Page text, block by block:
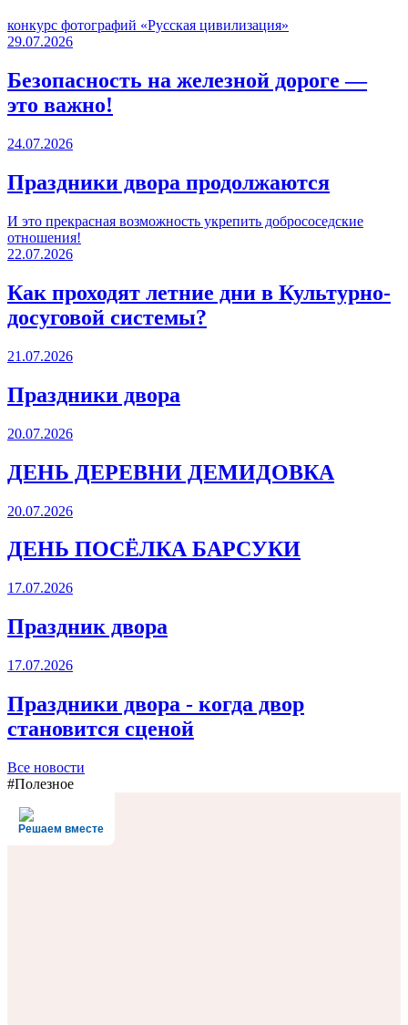
конкурс фотографий «Русская цивилизация»
29.07.2026
Безопасность на железной дороге —
это важно!
24.07.2026
Праздники двора продолжаются
И это прекрасная возможность укрепить добрососедские
отношения!
22.07.2026
Как проходят летние дни в Культурно-
досуговой системы?
21.07.2026
Праздники двора
20.07.2026
ДЕНЬ ДЕРЕВНИ ДЕМИДОВКА
20.07.2026
ДЕНЬ ПОСЁЛКА БАРСУКИ
17.07.2026
Праздник двора
17.07.2026
Праздники двора - когда двор
становится сценой
Все новости
#Полезное
Решаем вместе